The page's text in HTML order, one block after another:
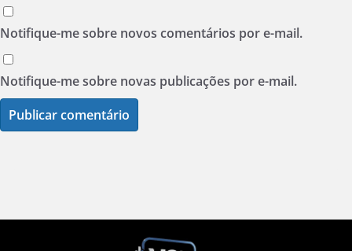
Notifique-me sobre novos comentários por e-mail.
Notifique-me sobre novas publicações por e-mail.